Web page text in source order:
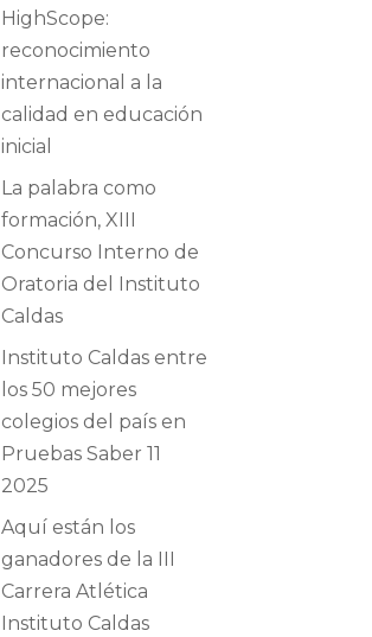
HighScope:
reconocimiento
internacional a la
calidad en educación
inicial
La palabra como
formación, XIII
Concurso Interno de
Oratoria del Instituto
Caldas
Instituto Caldas entre
los 50 mejores
colegios del país en
Pruebas Saber 11
2025
Aquí están los
ganadores de la III
Carrera Atlética
Instituto Caldas